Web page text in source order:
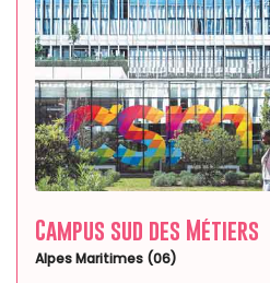
Campus sud des Métiers
Alpes Maritimes (06)